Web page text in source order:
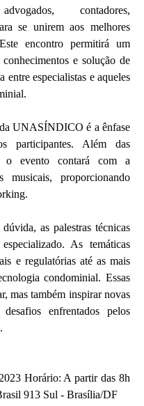
contadores,
se unirem aos melhores
encontro permitirá um
e solução de
especialistas e aqueles
UNASÍNDICO é a ênfase
participantes. Além das
o evento contará com a
musicais, proporcionando
as palestras técnicas
As temáticas
e regulatórias até as mais
condominial. Essas
mas também inspirar novas
enfrentados pelos
Horário: A partir das 8h
913 Sul - Brasília/DF